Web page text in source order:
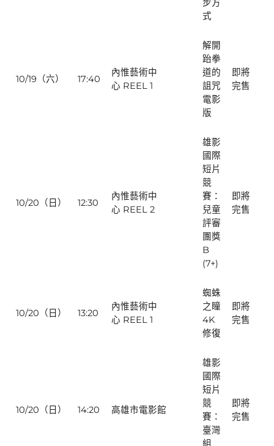
步方
式
10/19（六） 17:40
內惟藝術中
心 REEL 1
解開
跆拳
道的
詛咒
電影
版
即將
完售
10/20（日） 12:30
內惟藝術中
心 REEL 2
雄影
國際
短片
競
賽：
兒童
評審
團獎
B
(7+)
即將
完售
10/20（日） 13:20
內惟藝術中
心 REEL 1
蜘蛛
之瞳
4K
修復
即將
完售
10/20（日） 14:20 高雄市電影館
雄影
國際
短片
競
賽：
臺灣
組
即將
完售